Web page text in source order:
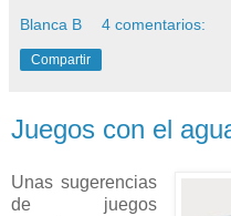
Blanca B 4 comentarios:
Compartir
Juegos con el
Unas sugerencias
de juegos